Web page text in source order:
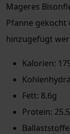
Mageres
Pfanne gekocht
hinzugefügt
Kalorien:
Fett: 8.6g
Protein: